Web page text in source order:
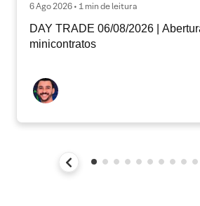
6 Ago 2026 • 1 min de leitura
DAY TRADE 06/08/2026 |
minicontratos